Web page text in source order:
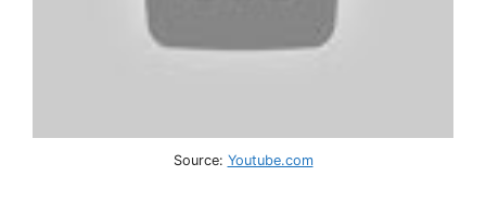
Source: Youtube.com